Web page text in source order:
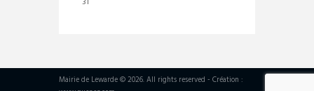
Mairie de Lewarde © 2026. All rights reserved - Création :